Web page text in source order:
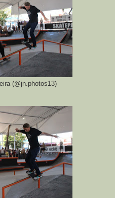
(@jn.photos13)